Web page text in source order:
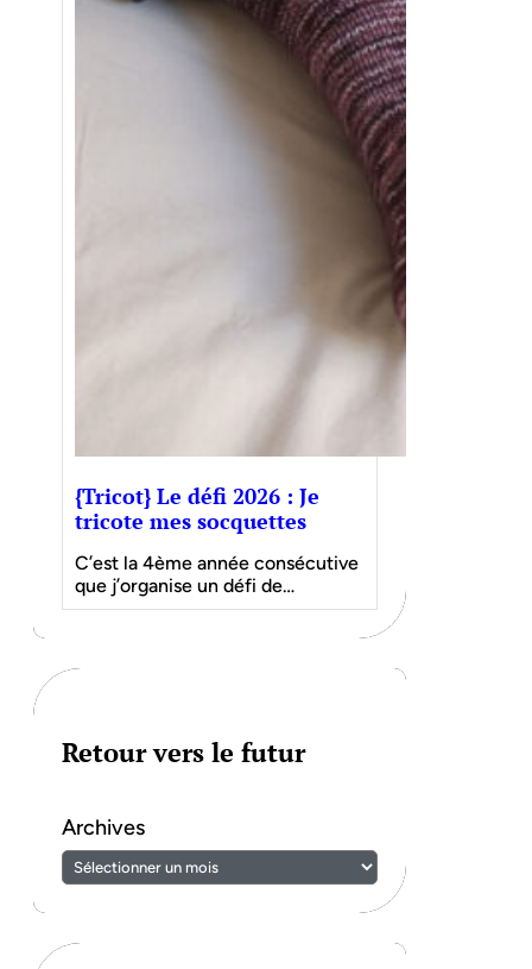
{Tricot} Le défi 2026 : Je
tricote mes socquettes
C’est la 4ème année consécutive
que j’organise un défi de…
Retour vers le futur
Archives